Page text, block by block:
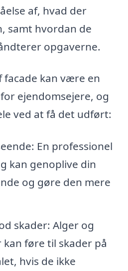
af, hvad der
samt hvordan de
opgaverne.
facade kan være en
ejendomsejere, og
ved at få det udført:
En professionel
kan genoplive din
og gøre den mere
skader: Alger og
føre til skader på
hvis de ikke